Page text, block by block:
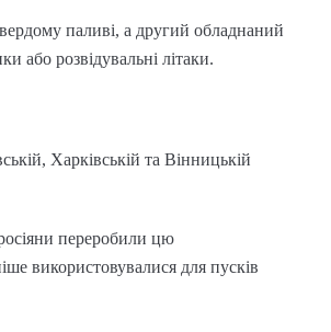
паливі, а другий обладнаний
або розвідувальні літаки.
Харківській та Вінницькій
переробили цю
використовувалися для пусків